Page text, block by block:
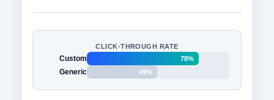
CLICK-THROUGH RATE
Custom 78%
Generic 49%